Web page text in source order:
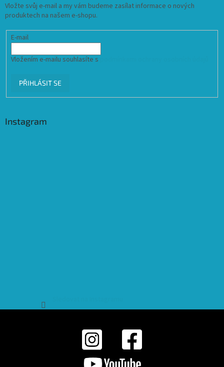
Vložte svůj e-mail a my vám budeme zasílat informace o nových
produktech na našem e-shopu.
E-mail
Vložením e-mailu souhlasíte s
PŘIHLÁSIT SE
Instagram